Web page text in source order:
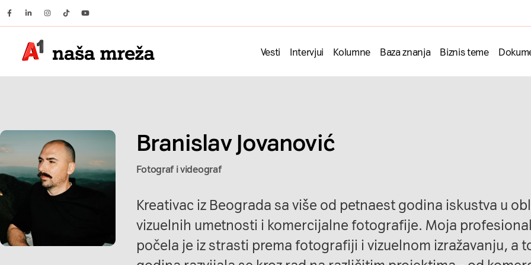
Facebook
LinkedinInstagram
TiktokYoutube
Vesti Intervjui Kolumne Baza znanja Biznis teme
Branislav Jovanović
Fotograf i videograf
Kreativac iz Beograda sa više od petnaest godina iskustva u
vizuelnih umetnosti i komercijalne fotografije. Moja
počela je iz strasti prema fotografiji i vizuelnom izražavanju, a